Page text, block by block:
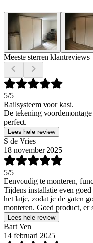
Meeste sterren klantreviews
5/5
Railsysteem voor kast.
De tekening
perfect.
Lees hele review
S de Vries
18 november 2025
5/5
Eenvoudig te monteren,
Tijdens installatie even
het latje, zodat je de gaten
monteren. Goed product, er
Lees hele review
Bart Ven
14 februari 2025